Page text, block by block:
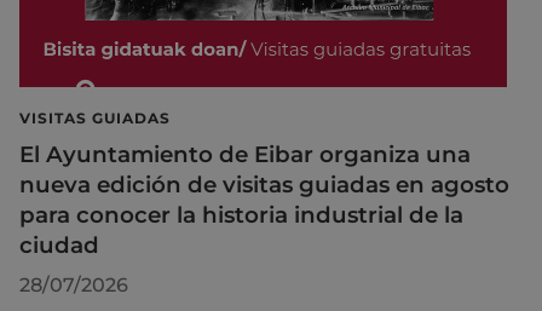
VISITAS GUIADAS
El Ayuntamiento de Eibar organiza una
nueva edición de visitas guiadas en agosto
para conocer la historia industrial de la
ciudad
28/07/2026